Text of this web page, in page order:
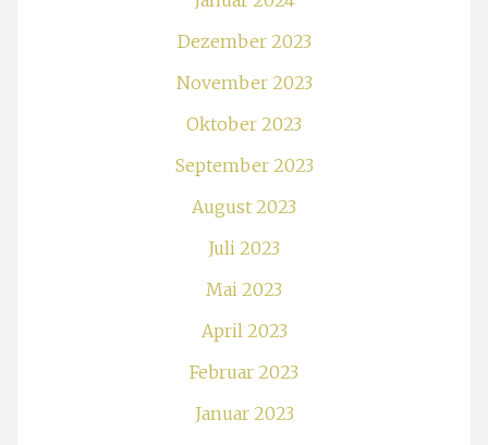
Dezember 2023
November 2023
Oktober 2023
September 2023
August 2023
Juli 2023
Mai 2023
April 2023
Februar 2023
Januar 2023